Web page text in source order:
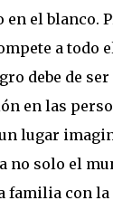
en el blanco.
a todo
debe de
en las
lugar
no solo el
familia con la